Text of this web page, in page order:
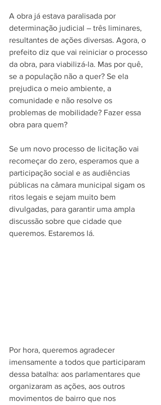
A obra já estava paralisada por
determinação judicial – três liminares,
resultantes de ações diversas. Agora, o
prefeito diz que vai reiniciar o processo
da obra, para viabilizá-la. Mas por quê,
se a população não a quer? Se ela
prejudica o meio ambiente, a
comunidade e não resolve os
problemas de mobilidade? Fazer essa
obra para quem?
Se um novo processo de licitação vai
recomeçar do zero, esperamos que a
participação social e as audiências
públicas na câmara municipal sigam os
ritos legais e sejam muito bem
divulgadas, para garantir uma ampla
discussão sobre que cidade que
queremos. Estaremos lá.
Por hora, queremos agradecer
imensamente a todos que participaram
dessa batalha: aos parlamentares que
organizaram as ações, aos outros
movimentos de bairro que nos